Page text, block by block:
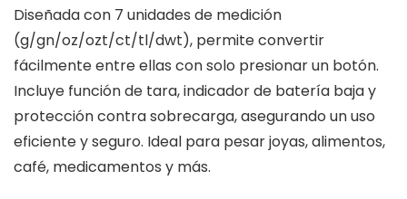
Diseñada con 7 unidades de medición
(g/gn/oz/ozt/ct/tl/dwt), permite convertir
fácilmente entre ellas con solo presionar un botón.
Incluye función de tara, indicador de batería baja y
protección contra sobrecarga, asegurando un uso
eficiente y seguro. Ideal para pesar joyas, alimentos,
café, medicamentos y más.